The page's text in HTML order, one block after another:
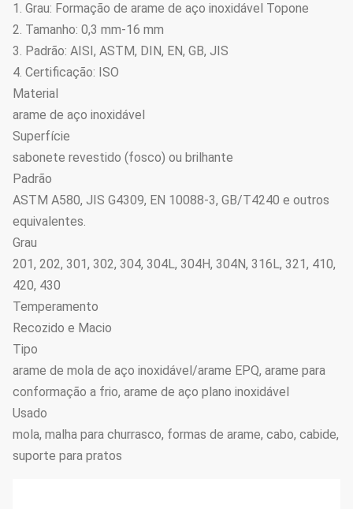
1. Grau: Formação de arame de aço inoxidável Topone
2. Tamanho: 0,3 mm-16 mm
3. Padrão: AISI, ASTM, DIN, EN, GB, JIS
4. Certificação: ISO
Material
arame de aço inoxidável
Superfície
sabonete revestido (fosco) ou brilhante
Padrão
ASTM A580, JIS G4309, EN 10088-3, GB/T4240 e outros
equivalentes.
Grau
201, 202, 301, 302, 304, 304L, 304H, 304N, 316L, 321, 410,
420, 430
Temperamento
Recozido e Macio
Tipo
arame de mola de aço inoxidável/arame EPQ, arame para
conformação a frio, arame de aço plano inoxidável
Usado
mola, malha para churrasco, formas de arame, cabo, cabide,
suporte para pratos